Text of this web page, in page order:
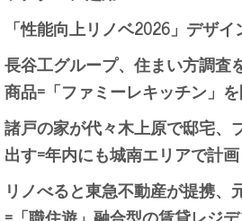
「性能向上リノベ2026」デザイ
長谷工グループ、住まい方調査
商品=「ファミーレキッチン」
諸戸の家が代々木上原で邸宅、
出す=年内にも城南エリアで計
リノべると東急不動産が提携、